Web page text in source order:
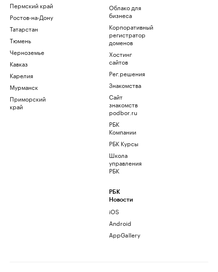
Пермский край
Ростов-на-Дону
Татарстан
Тюмень
Черноземье
Кавказ
Карелия
Мурманск
Приморский
край
Облако для
бизнеса
Корпоративный
регистратор
доменов
Хостинг
сайтов
Рег.решения
Знакомства
Сайт
знакомств
podbor.ru
РБК
Компании
РБК Курсы
Школа
управления
РБК
РБК
Новости
iOS
Android
AppGallery